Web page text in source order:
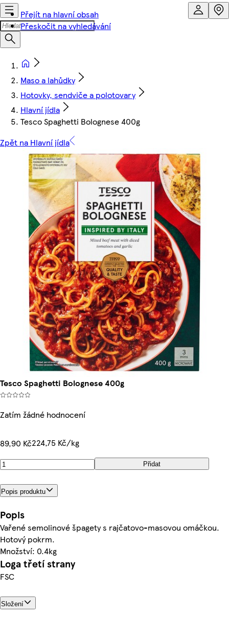
Přejít na hlavní obsah
Přeskočit na vyhledávání
Maso a lahůdky
Hotovky, sendviče a polotovary
Hlavní jídla
Tesco Spaghetti Bolognese 400g
Zpět na Hlavní jídla
Tesco Spaghetti Bolognese 400g
Zatím žádné hodnocení
89,90 Kč224,75 Kč/kg
Přidat
Popis produktu
Popis
Vařené semolinové špagety s rajčatovo-masovou omáčkou.
Hotový pokrm.
Množství: 0.4kg
Loga třetí strany
FSC
Složení